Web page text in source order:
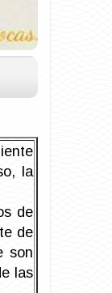
la
de
de
son
las